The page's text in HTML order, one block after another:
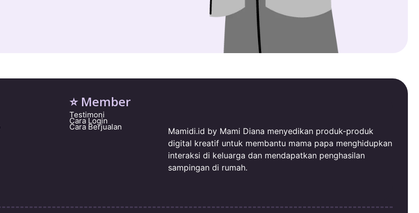
⭐ Member
Testimoni
Cara Login
Cara Berjualan
Mamidi.id by Mami Diana menyedikan produk-produk
digital kreatif untuk membantu mama papa menghidupkan
interaksi di keluarga dan mendapatkan penghasilan
sampingan di rumah.